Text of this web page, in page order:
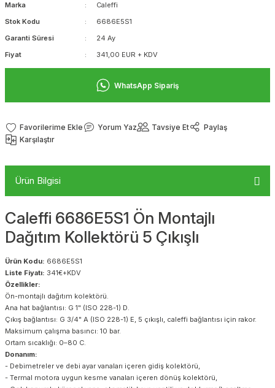
Marka
Caleffi
Stok Kodu
6686E5S1
Garanti Süresi
24 Ay
Fiyat
341,00 EUR + KDV
WhatsApp Sipariş
Yorum Yaz Tavsiye Et
Paylaş
Karşılaştır
Ürün Bilgisi
Caleffi 6686E5S1 Ön Montajlı
Dağıtım Kollektörü 5 Çıkışlı
Ürün Kodu: 6686E5S1
Liste Fiyatı: 341€+KDV
Özellikler:
Ön-montajlı dağıtım kolektörü.
Ana hat bağlantısı: G 1" (ISO 228-1) D.
Çıkış bağlantısı: G 3/4" A (ISO 228-1) E, 5 çıkışlı, caleffi bağlantısı için rakor.
Maksimum çalışma basıncı: 10 bar.
Ortam sıcaklığı: 0–80 C.
Donanım:
- Debimetreler ve debi ayar vanaları içeren gidiş kolektörü,
- Termal motora uygun kesme vanaları içeren dönüş kolektörü,